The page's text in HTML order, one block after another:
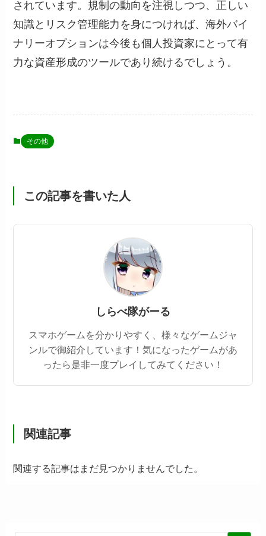
されています。規制の動向を注視しつつ、正しい
知識とリスク管理能力を身につければ、海外バイ
ナリーオプションは今後も個人投資家にとって有
力な資産形成のツールであり続けるでしょう。
その他
この記事を書いた人
しらべ隊がーる
スマホゲームを分かりやすく、様々なゲームジャ
ンルで御紹介しています！気になったゲームがあ
ったら是非一度プレイしてみてください！
関連記事
関連する記事はまだ見つかりませんでした。